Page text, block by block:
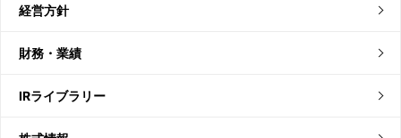
経営方針
財務・業績
IRライブラリー